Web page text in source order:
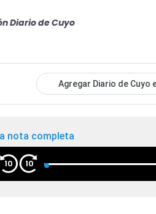
Diario de Cuyo
Agregar Diario de Cuyo
nota completa
10 10